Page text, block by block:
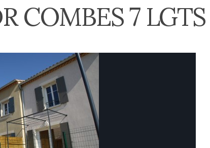
COMBES 7 LGTS